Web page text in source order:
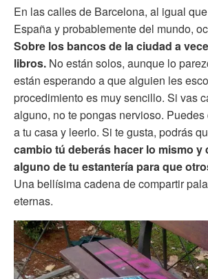
En las calles de Barcelona, al igual
España y probablemente del mundo,
Sobre los bancos de la ciudad a
libros. No están solos, aunque lo
están esperando a que alguien les
procedimiento es muy sencillo. Si vas
alguno, no te pongas nervioso.
a tu casa y leerlo. Si te gusta, podrás
cambio tú deberás hacer lo mismo y
alguno de tu estantería para que
Una bellísima cadena de compartir
eternas.